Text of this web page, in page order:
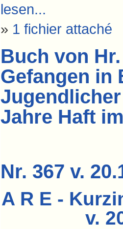
lesen...
» 1 fichier attaché
Buch von
Gefangen in
Jahre Haft
Nr. 367 v.
A R E -
v.